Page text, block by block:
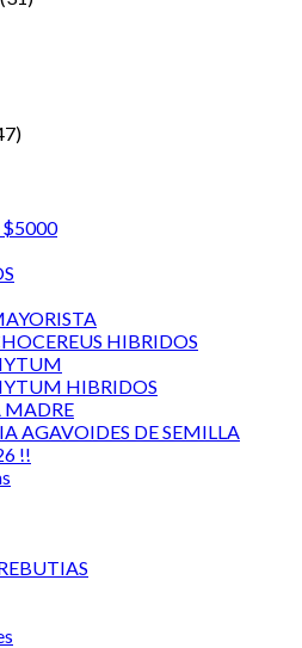
$5000
HIBRIDOS
HIBRIDOS
MADRE
AGAVOIDES DE SEMILLA
!!